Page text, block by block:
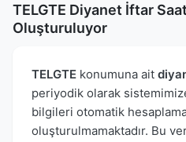
TELGTE Diyanet İftar
Oluşturuluyor
TELGTE konumuna ait
periyodik olarak
bilgileri otomatik
oluşturulmamaktadır. Bu